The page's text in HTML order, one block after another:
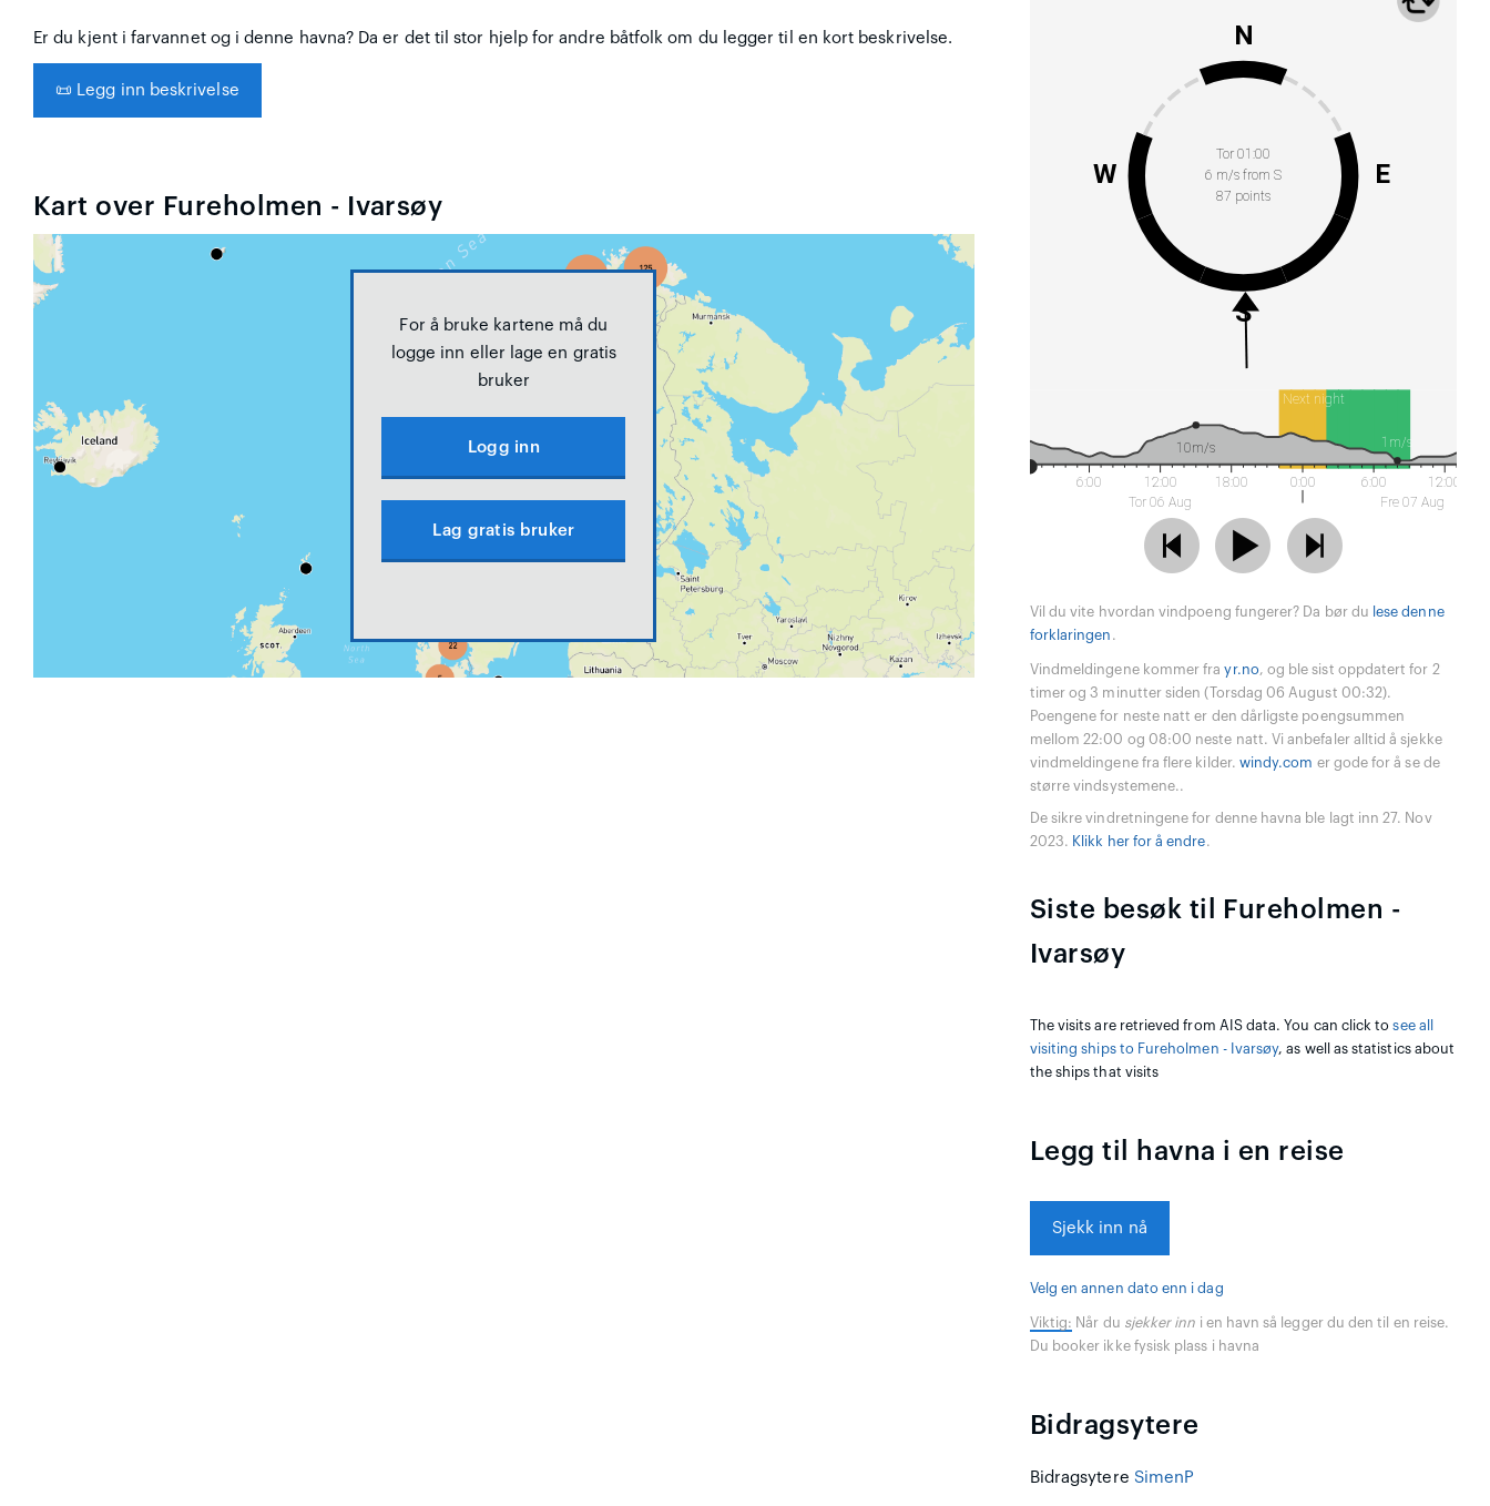
Er du kjent i farvannet og i denne havna? Da er det til stor hjelp for andre båtfolk om du legger til en kort beskrivelse.
📜 Legg inn beskrivelse
Kart over Fureholmen - Ivarsøy
For å bruke kartene må du
logge inn eller lage en gratis
bruker
Logg inn
Lag gratis bruker
Tor 01:00
6 m/s from S
87 points
N
E
S
W
Next night
6:00
12:00
Tor 06 Aug
18:00 0:00 6:00
12:00
Fre 07 Aug
10m/s 1m/s
Vil du vite hvordan vindpoeng fungerer? Da bør du lese denne
forklaringen .
Vindmeldingene kommer frayr.no, og ble sist oppdatert for 2
timer og 3 minutter siden (Torsdag 06 August 00:32).
Poengene for neste natt er den dårligste poengsummen
mellom 22:00 og 08:00 neste natt. Vi anbefaler alltid å sjekke
vindmeldingene fra flere kilder. windy.com er gode for å se de
større vindsystemene..
De sikre vindretningene for denne havna ble lagt inn 27. Nov
2023. Klikk her for å endre.
Siste besøk til Fureholmen -
Ivarsøy
The visits are retrieved from AIS data. You can click tosee all
visiting ships to Fureholmen - Ivarsøy, as well as statistics about
the ships that visits
Legg til havna i en reise
Sjekk inn nå
Velg en annen dato enn i dag
Viktig: Når du sjekker inn i en havn så legger du den til en reise.
Du booker ikke fysisk plass i havna
Bidragsytere
Bidragsytere SimenP